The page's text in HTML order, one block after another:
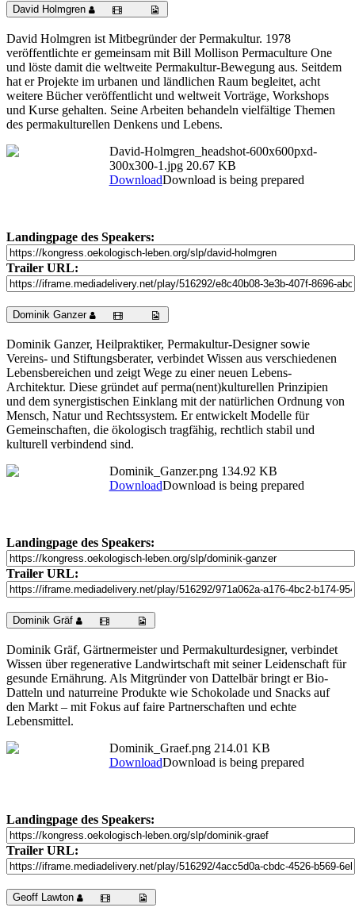
David Holmgren
David Holmgren ist Mitbegründer der Permakultur. 1978
veröffentlichte er gemeinsam mit Bill Mollison Permaculture One
und löste damit die weltweite Permakultur-Bewegung aus. Seitdem
hat er Projekte im urbanen und ländlichen Raum begleitet, acht
weitere Bücher veröffentlicht und weltweit Vorträge, Workshops
und Kurse gehalten. Seine Arbeiten behandeln vielfältige Themen
des permakulturellen Denkens und Lebens.
David-Holmgren_headshot-600x600pxd-
300x300-1.jpg 20.67 KB
DownloadDownload is being prepared
Landingpage des Speakers:
Trailer URL:
Dominik Ganzer
Dominik Ganzer, Heilpraktiker, Permakultur-Designer sowie
Vereins- und Stiftungsberater, verbindet Wissen aus verschiedenen
Lebensbereichen und zeigt Wege zu einer neuen Lebens-
Architektur. Diese gründet auf perma(nent)kulturellen Prinzipien
und dem synergistischen Einklang mit der natürlichen Ordnung von
Mensch, Natur und Rechtssystem. Er entwickelt Modelle für
Gemeinschaften, die ökologisch tragfähig, rechtlich stabil und
kulturell verbindend sind.
Dominik_Ganzer.png 134.92 KB
DownloadDownload is being prepared
Landingpage des Speakers:
Trailer URL:
Dominik Gräf
Dominik Gräf, Gärtnermeister und Permakulturdesigner, verbindet
Wissen über regenerative Landwirtschaft mit seiner Leidenschaft für
gesunde Ernährung. Als Mitgründer von Dattelbär bringt er Bio-
Datteln und naturreine Produkte wie Schokolade und Snacks auf
den Markt – mit Fokus auf faire Partnerschaften und echte
Lebensmittel.
Dominik_Graef.png 214.01 KB
DownloadDownload is being prepared
Landingpage des Speakers:
Trailer URL:
Geoff Lawton